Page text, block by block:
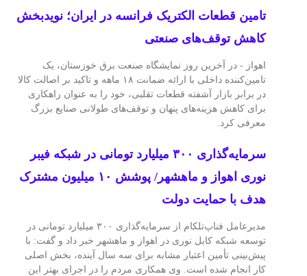
تامین قطعات الکتریک فرانسه در ایران؛ نویدبخش
کاهش توقف‌های صنعتی
اهواز - در آخرین روز نمایشگاه صنعت برق خوزستان، یک
تامین‌کننده داخلی با ارائه ضمانت ۱۸ ماهه و تاکید بر اصالت کالا
در برابر بازار آشفته قطعات تقلبی، خود را به عنوان راهکاری
برای کاهش هزینه‌های پنهان و توقف‌های طولانی صنایع بزرگ
معرفی کرد.
سرمایه‌گذاری ۳۰۰ میلیارد تومانی در شبکه فیبر
نوری اهواز و ماهشهر/ پوشش ۱۰ میلیون مشترک
هدف با حمایت دولت
مدیرعامل فناپ‌تلکام از سرمایه‌گذاری ۳۰۰ میلیارد تومانی در
توسعه شبکه کابل نوری در اهواز و ماهشهر خبر داد و گفت: با
پیش‌بینی تأمین اعتبار مشابه برای سه سال آینده، بخش اصلی
کار انجام شده است. وی همکاری مردم را در اجرای بهتر این